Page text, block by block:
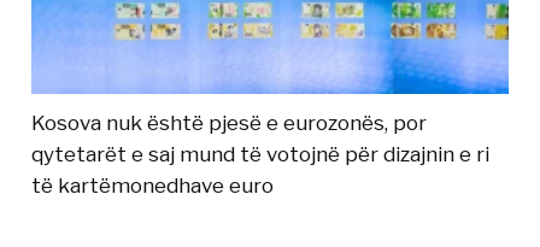
Kosova nuk është pjesë e eurozonës, por
qytetarët e saj mund të votojnë për dizajnin e ri
të kartëmonedhave euro